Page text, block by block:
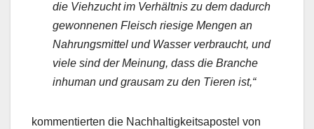
die Viehzucht im Verhältnis zu dem dadurch
gewonnenen Fleisch riesige Mengen an
Nahrungsmittel und Wasser verbraucht, und
viele sind der Meinung, dass die Branche
inhuman und grausam zu den Tieren ist,“
kommentierten die Nachhaltigkeitsapostel von